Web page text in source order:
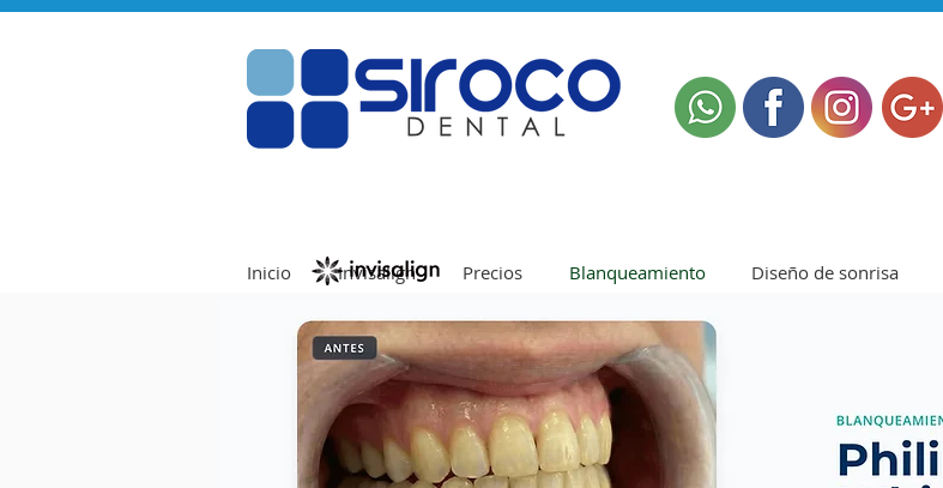
Inicio Invisalign Precios Blanqueamiento Diseño de sonrisa